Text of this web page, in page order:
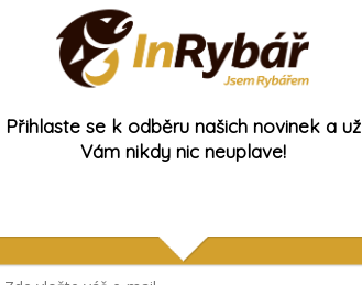
Přihlaste se k odběru našich novinek a už
Vám nikdy nic neuplave!